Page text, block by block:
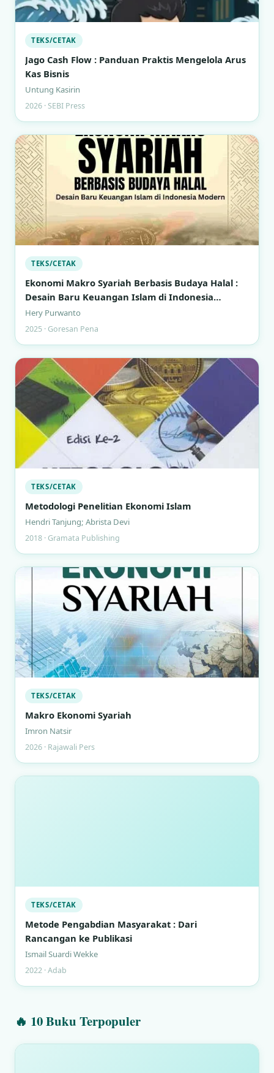
TEKS/CETAK
Jago Cash Flow : Panduan Praktis Mengelola Arus
Kas Bisnis
Untung Kasirin
2026 · SEBI Press
TEKS/CETAK
Ekonomi Makro Syariah Berbasis Budaya Halal :
Desain Baru Keuangan Islam di Indonesia
Modern
Hery Purwanto
2025 · Goresan Pena
TEKS/CETAK
Metodologi Penelitian Ekonomi Islam
Hendri Tanjung; Abrista Devi
2018 · Gramata Publishing
TEKS/CETAK
Makro Ekonomi Syariah
Imron Natsir
2026 · Rajawali Pers
TEKS/CETAK
Metode Pengabdian Masyarakat : Dari
Rancangan ke Publikasi
Ismail Suardi Wekke
2022 · Adab
🔥 10 Buku Terpopuler